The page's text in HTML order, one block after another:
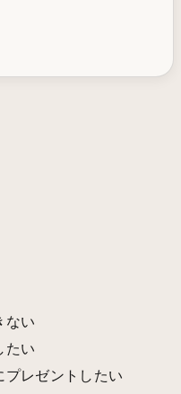
ない
たい
プレゼントしたい